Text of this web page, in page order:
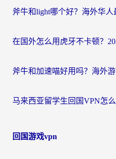
回国游戏vpn